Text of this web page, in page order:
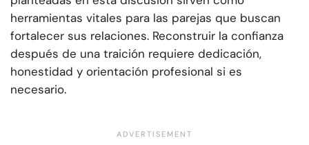
herramientas vitales para las parejas que buscan
fortalecer sus relaciones. Reconstruir la confianza
después de una traición requiere dedicación,
honestidad y orientación profesional si es
necesario.